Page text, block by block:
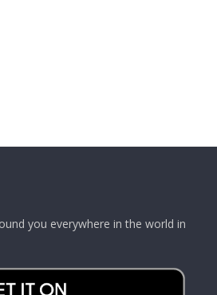
you everywhere in the world in